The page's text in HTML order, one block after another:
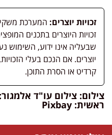
זכויות יוצרים: המערכת
זכויות היוצרים בתכנים
יוצרים. אם הנכם בעלי
קרדיט או הסרת התוכן.
צילום: צילום עו"ד
ראשית: Pixbay